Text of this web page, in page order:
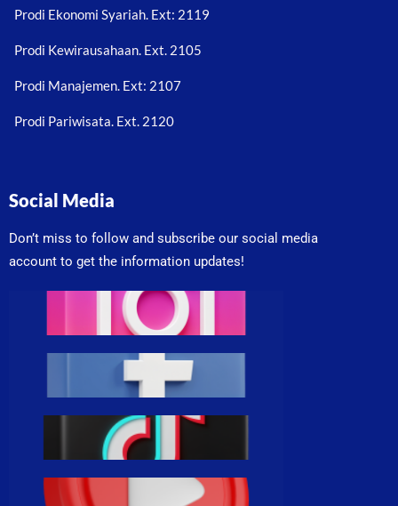
Prodi Ekonomi Syariah. Ext: 2119
Prodi Kewirausahaan. Ext. 2105
Prodi Manajemen. Ext: 2107
Prodi Pariwisata. Ext. 2120
Social Media
Don’t miss to follow and subscribe our social media
account to get the information updates!